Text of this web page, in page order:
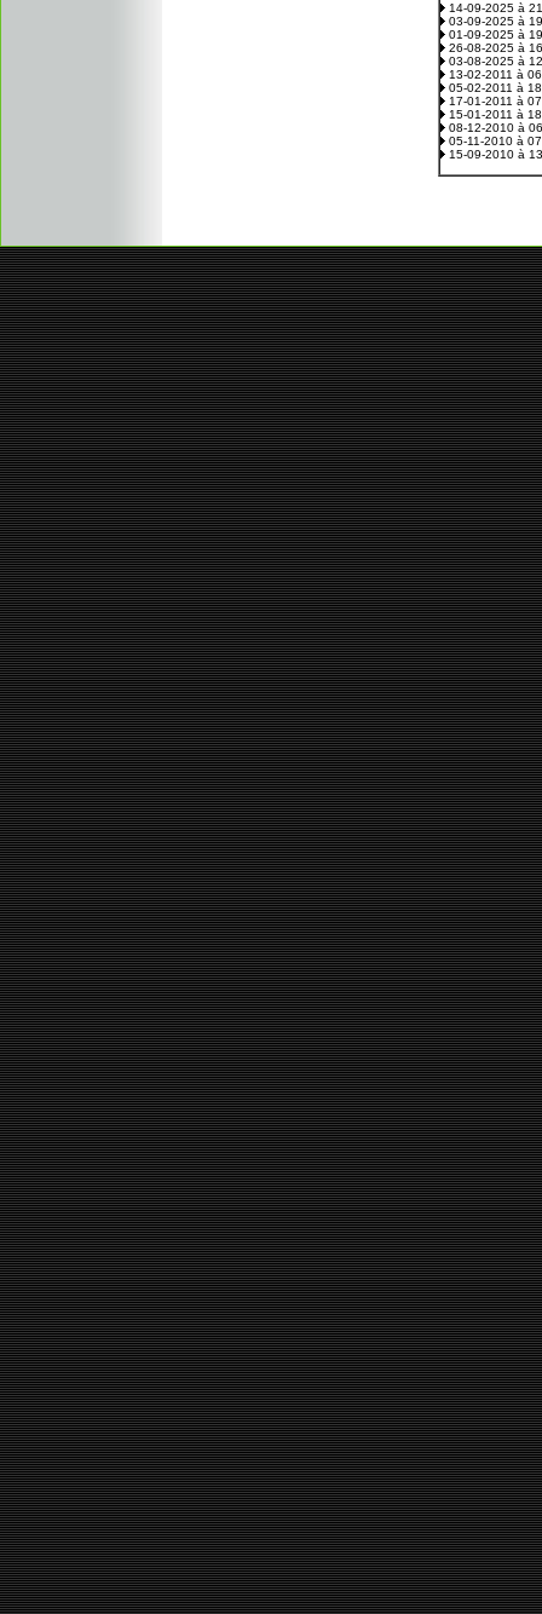
14-09-2025 à
03-09-2025 à
01-09-2025 à
26-08-2025 à
03-08-2025 à
13-02-2011 à
05-02-2011 à
17-01-2011 à
15-01-2011 à
08-12-2010 à
05-11-2010 à
15-09-2010 à